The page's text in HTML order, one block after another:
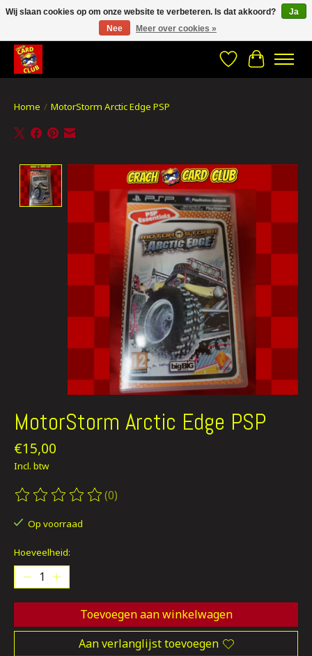
CRACH CARD CLUB , The best place to Geek out!
Verlanglijst
Home / MotorStorm Arctic Edge PSP
Product image slideshow Items
MotorStorm Arctic Edge PSP
€15,00
Incl. btw
De beoordeling van dit product is
(0)
Op voorraad
Hoeveelheid:
Toevoegen aan winkelwagen
Aan verlanglijst toevoegen
Wij slaan cookies op om onze website te verbeteren. Is dat akkoord?
Ja
Nee
Meer over cookies »